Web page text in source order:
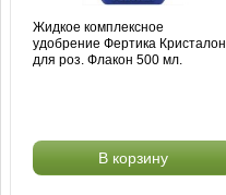
Жидкое комплексное
удобрение Фертика Кристалон
для роз. Флакон 500 мл.
В корзину